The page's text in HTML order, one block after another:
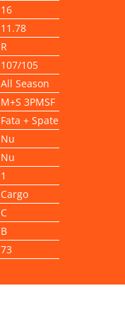
16
11.78
R
107/105
All Season
M+S 3PMSF
Fata + Spate
Nu
Nu
1
Cargo
C
B
73